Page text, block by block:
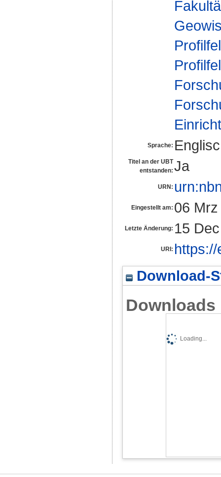
Sprache:
Titel an der UBT
entstanden: Ja
URN:
Eingestellt am: 06
Letzte Änderung: 15
URI:
Download-
Downloads
Loading...